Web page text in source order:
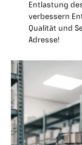
Entlastung
verbessern
Qualität und
Adresse!